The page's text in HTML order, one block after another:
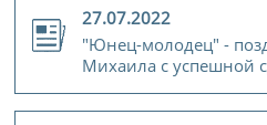
27.07.2022
"Юнец-молодец" -
Михаила с успешной